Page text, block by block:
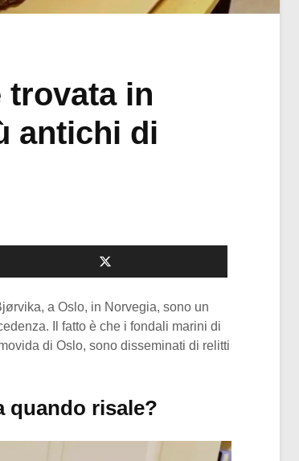
trovata in
antichi di
a Oslo, in Norvegia, sono un
Il fatto è che i fondali marini di
di Oslo, sono disseminati di relitti
quando risale?